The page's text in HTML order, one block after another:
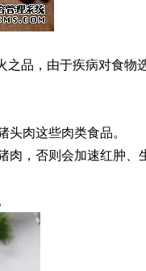
之品，由于疾病对食物
肉这些肉类食品。
肉，否则会加速红肿、